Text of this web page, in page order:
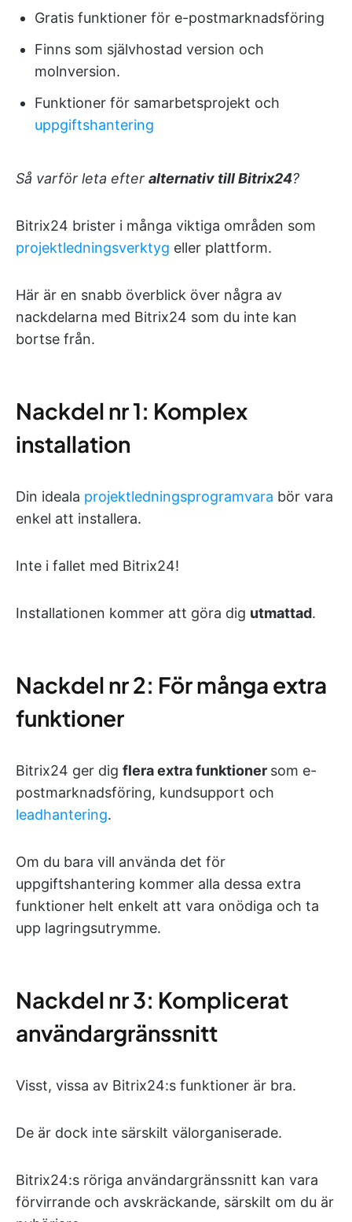
Gratis funktioner för e-postmarknadsföring
Finns som självhostad version och
molnversion.
Funktioner för samarbetsprojekt och
uppgiftshantering
Så varför leta efter alternativ till Bitrix24?
Bitrix24 brister i många viktiga områden som
projektledningsverktyg eller plattform.
Här är en snabb överblick över några av
nackdelarna med Bitrix24 som du inte kan
bortse från.
Nackdel nr 1: Komplex
installation
Din ideala projektledningsprogramvara bör vara
enkel att installera.
Inte i fallet med Bitrix24!
Installationen kommer att göra dig utmattad.
Nackdel nr 2: För många extra
funktioner
Bitrix24 ger dig flera extra funktioner som e-
postmarknadsföring, kundsupport och
leadhantering.
Om du bara vill använda det för
uppgiftshantering kommer alla dessa extra
funktioner helt enkelt att vara onödiga och ta
upp lagringsutrymme.
Nackdel nr 3: Komplicerat
användargränssnitt
Visst, vissa av Bitrix24:s funktioner är bra.
De är dock inte särskilt välorganiserade.
Bitrix24:s röriga användargränssnitt kan vara
förvirrande och avskräckande, särskilt om du är